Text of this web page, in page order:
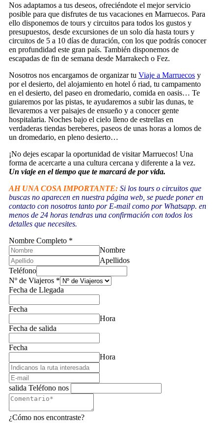
Nos adaptamos a tus deseos, ofreciéndote el mejor servicio
posible para que disfrutes de tus vacaciones en Marruecos. Para
ello disponemos de tours y circuitos para todos los gustos y
presupuestos, desde excursiones de un solo día hasta tours y
circuitos de 5 a 10 días de duración, con los que podrás conocer
en profundidad este gran país. También disponemos de
escapadas de fin de semana desde Marrakech o Fez.
Nosotros nos encargamos de organizar tu Viaje a Marruecos y
por el desierto, del alojamiento en hotel ó riad, tu campamento
en el desierto, del paseo en dromedario, comida en oasis… Te
guiaremos por las pistas, te ayudaremos a subir las dunas, te
llevaremos a ver paisajes de ensueño y a conocer gente
hospitalaria. Noches bajo el cielo lleno de estrellas en
verdaderas tiendas bereberes, paseos de unas horas a lomos de
un dromedario, en pleno desierto…
¡No dejes escapar la oportunidad de visitar Marruecos! Una
forma de acercarte a una cultura cercana y diferente a la vez.
Un viaje en el tiempo que te marcará de por vida.
AH UNA COSA IMPORTANTE: Si los tours o circuitos que
buscas no aparecen en nuestra página web, se puede poner en
contacto con nosotros tanto por E-mail como por Whatsapp. en
menos de 24 horas tendras una confirmación con todos los
detalles que necesites.
Nombre Completo *
Nombre
Apellidos
Teléfono
Nº de Viajeros *
Fecha de Llegada
Fecha
Hora
Fecha de salida
Fecha
Hora
salida Teléfono nos
¿Cómo nos encontraste?